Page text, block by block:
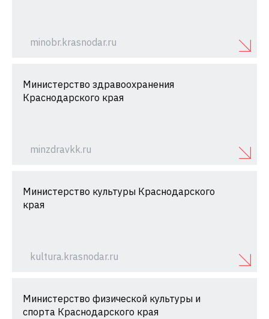
minobr.krasnodar.ru
Министерство здравоохранения
Краснодарского края
minzdravkk.ru
Министерство культуры Краснодарского
края
kultura.krasnodar.ru
Министерство физической культуры и
спорта Краснодарского края